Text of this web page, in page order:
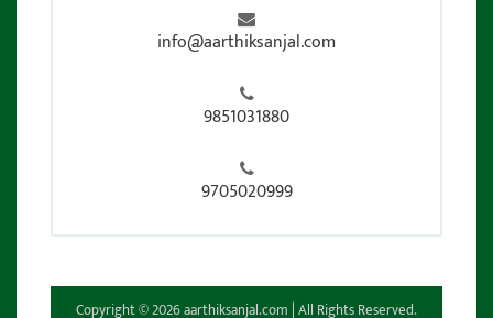
info@aarthiksanjal.com
9851031880
9705020999
Copyright © 2026 aarthiksanjal.com | All Rights Reserved.